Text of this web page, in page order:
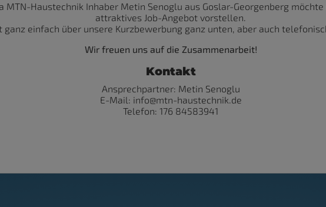
MTN-Haustechnik Inhaber Metin Senoglu aus Goslar-Georgenberg
attraktives Job-Angebot vorstellen.
ganz einfach über unsere Kurzbewerbung ganz unten, aber auch
Wir freuen uns auf die Zusammenarbeit!
Kontakt
Ansprechpartner: Metin Senoglu
E-Mail: info@mtn-haustechnik.de
Telefon: 176 84583941